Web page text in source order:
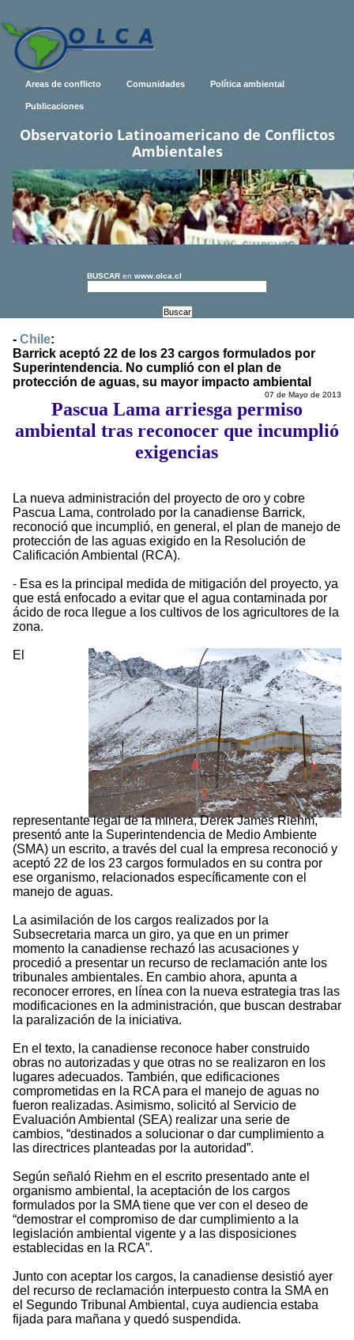
Areas de conflicto Comunidades Política ambiental
Publicaciones
Observatorio Latinoamericano de Conflictos
Ambientales
BUSCAR en www.olca.cl
- Chile:
Barrick aceptó 22 de los 23 cargos formulados por
Superintendencia. No cumplió con el plan de
protección de aguas, su mayor impacto ambiental
07 de Mayo de 2013
Pascua Lama arriesga permiso
ambiental tras reconocer que incumplió
exigencias
La nueva administración del proyecto de oro y cobre
Pascua Lama, controlado por la canadiense Barrick,
reconoció que incumplió, en general, el plan de manejo de
protección de las aguas exigido en la Resolución de
Calificación Ambiental (RCA).
- Esa es la principal medida de mitigación del proyecto, ya
que está enfocado a evitar que el agua contaminada por
ácido de roca llegue a los cultivos de los agricultores de la
zona.
El
representante legal de la minera, Derek James Riehm,
presentó ante la Superintendencia de Medio Ambiente
(SMA) un escrito, a través del cual la empresa reconoció y
aceptó 22 de los 23 cargos formulados en su contra por
ese organismo, relacionados específicamente con el
manejo de aguas.
La asimilación de los cargos realizados por la
Subsecretaria marca un giro, ya que en un primer
momento la canadiense rechazó las acusaciones y
procedió a presentar un recurso de reclamación ante los
tribunales ambientales. En cambio ahora, apunta a
reconocer errores, en línea con la nueva estrategia tras las
modificaciones en la administración, que buscan destrabar
la paralización de la iniciativa.
En el texto, la canadiense reconoce haber construido
obras no autorizadas y que otras no se realizaron en los
lugares adecuados. También, que edificaciones
comprometidas en la RCA para el manejo de aguas no
fueron realizadas. Asimismo, solicitó al Servicio de
Evaluación Ambiental (SEA) realizar una serie de
cambios, “destinados a solucionar o dar cumplimiento a
las directrices planteadas por la autoridad”.
Según señaló Riehm en el escrito presentado ante el
organismo ambiental, la aceptación de los cargos
formulados por la SMA tiene que ver con el deseo de
“demostrar el compromiso de dar cumplimiento a la
legislación ambiental vigente y a las disposiciones
establecidas en la RCA”.
Junto con aceptar los cargos, la canadiense desistió ayer
del recurso de reclamación interpuesto contra la SMA en
el Segundo Tribunal Ambiental, cuya audiencia estaba
fijada para mañana y quedó suspendida.